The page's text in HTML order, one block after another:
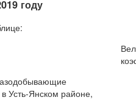
году
Усть-Янском районе,